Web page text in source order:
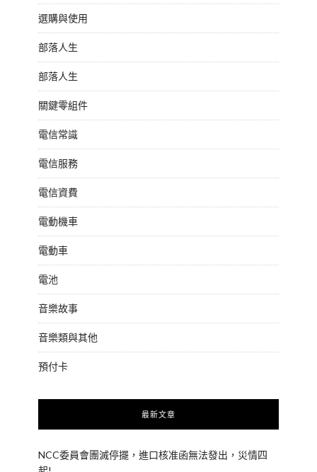
選購與使用
部落人生
部落人生
關鍵零組件
電信常識
電信服務
電信資費
電動機車
電動車
電池
音樂故事
音樂類與其他
預付卡
最新文章
NCC委員會團滅停擺，進口核准函無法發出，災情四